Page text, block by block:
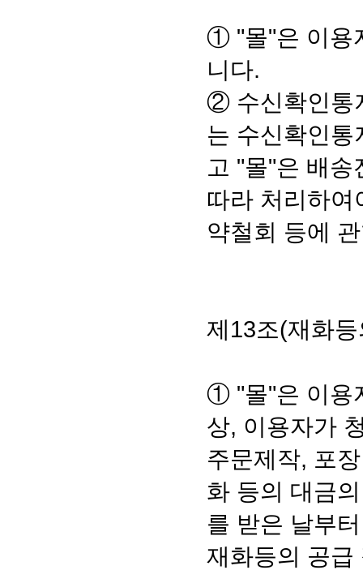
① "몰"은 이용
니다.
② 수신확인통
는 수신확인
고 "몰"은 배
따라 처리하여
약철회 등에
제13조(재화
① "몰"은 이용
상, 이용자가
주문제작, 포
화 등의 대금
를 받은 날부
재화등의 공급